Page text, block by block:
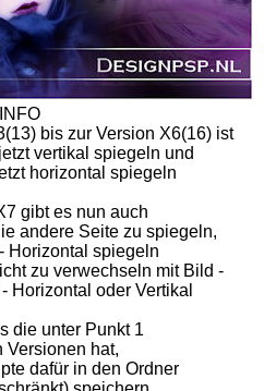
INFO
bis zur Version X6(16) ist
vertikal spiegeln und
horizontal spiegeln
gibt es nun auch
andere Seite zu spiegeln,
Horizontal spiegeln
zu verwechseln mit Bild -
Horizontal oder Vertikal
die unter Punkt 1
Versionen hat,
dafür in den Ordner